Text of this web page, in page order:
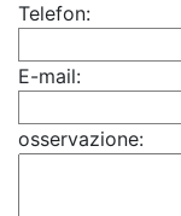
Telefon:
E-mail:
osservazione: